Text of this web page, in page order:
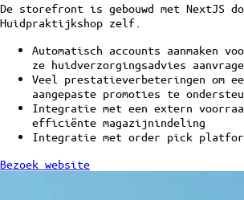
De storefront is gebouwd met NextJS
Huidpraktijkshop zelf.
Automatisch accounts aanmaken
ze huidverzorgingsadvies
Veel prestatieverbeteringen om
aangepaste promoties te
Integratie met een extern
efficiënte magazijnindeling
Integratie met order pick
Bezoek website